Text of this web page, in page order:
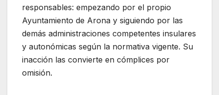
responsables: empezando por el propio
Ayuntamiento de Arona y siguiendo por las
demás administraciones competentes insulares
y autonómicas según la normativa vigente. Su
inacción las convierte en cómplices por
omisión.